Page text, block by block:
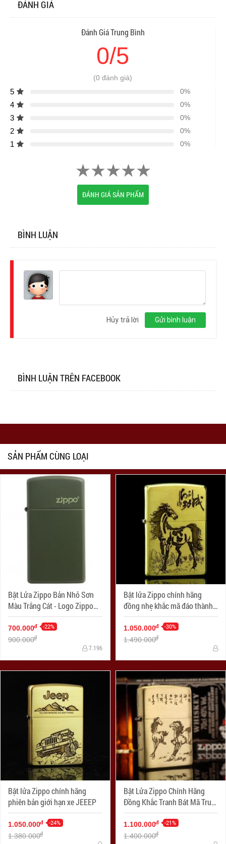
ĐÁNH GIÁ
Đánh Giá Trung Bình
0/5
(0 đánh giá)
5 0%
4 0%
3 0%
2 0%
1 0%
ĐÁNH GIÁ SẢN PHẨM
BÌNH LUẬN
Gửi bình luận
Hủy trả lời
BÌNH LUẬN TRÊN FACEBOOK
SẢN PHẨM CÙNG LOẠI
Bật Lửa Zippo Bản Nhỏ Sơn
Màu Trắng Cát - Logo Zippo
SKU 1627ZL- Zippo Slim®
Green Matte Zippo Logo
700.000đ -22%
900.000đ
7.196
Bật lửa Zippo chính hãng
đồng nhẹ khắc mã đáo thành
công
1.050.000đ -30%
1.490.000đ
Bật lửa Zippo chính hãng
phiên bản giới hạn xe JEEEP
1.050.000đ -24%
1.380.000đ
Bật Lửa Zippo Chính Hãng
Đồng Khắc Tranh Bát Mã Truy
Phong
1.100.000đ -21%
1.400.000đ